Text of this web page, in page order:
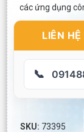
các ứng dụng
LIÊN
📞
SKU: 73395